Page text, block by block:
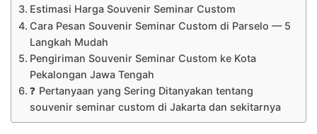
Estimasi Harga Souvenir Seminar Custom
Cara Pesan Souvenir Seminar Custom di Parselo — 5
Langkah Mudah
Pengiriman Souvenir Seminar Custom ke Kota
Pekalongan Jawa Tengah
❓ Pertanyaan yang Sering Ditanyakan tentang
souvenir seminar custom di Jakarta dan sekitarnya